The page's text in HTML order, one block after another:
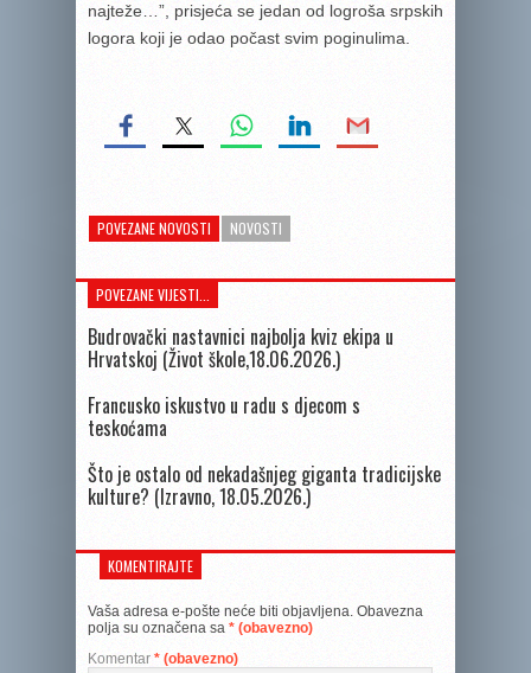
najteže…”, prisjeća se jedan od logroša srpskih
logora koji je odao počast svim poginulima.
POVEZANE NOVOSTI NOVOSTI
POVEZANE VIJESTI...
Budrovački nastavnici najbolja kviz ekipa u
Hrvatskoj (Život škole,18.06.2026.)
Francusko iskustvo u radu s djecom s
teskoćama
Što je ostalo od nekadašnjeg giganta tradicijske
kulture? (Izravno, 18.05.2026.)
KOMENTIRAJTE
Vaša adresa e-pošte neće biti objavljena. Obavezna
polja su označena sa * (obavezno)
Komentar * (obavezno)